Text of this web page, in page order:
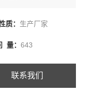
漏和包装密封完整
质： 生产厂家
量： 643
联系我们